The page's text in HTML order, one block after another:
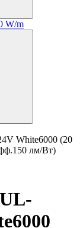
W/m
White6000 (20
лм/Вт)